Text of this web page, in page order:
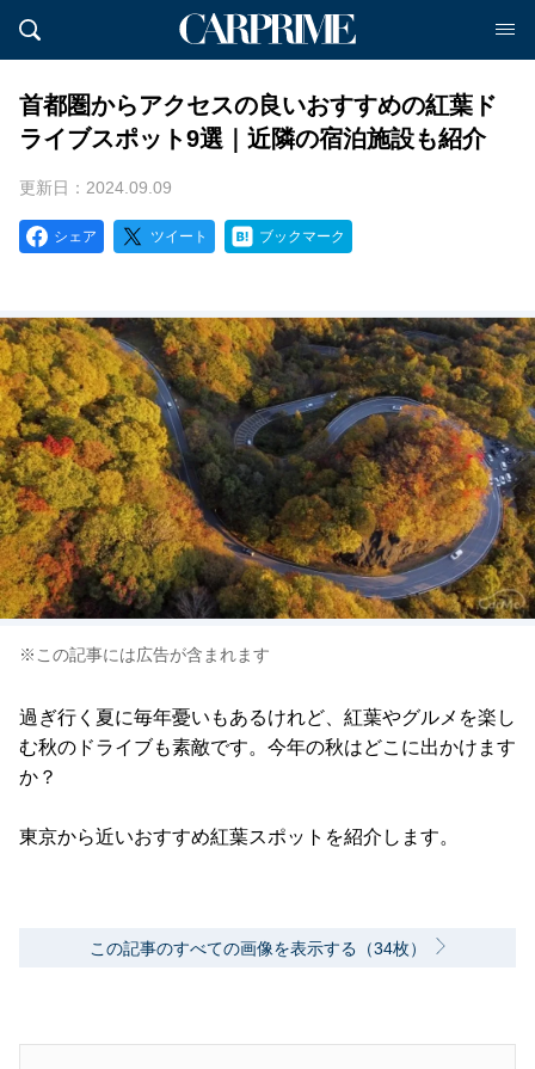
首都圏からアクセスの良いおすすめの紅葉ド
ライブスポット9選｜近隣の宿泊施設も紹介
更新日：2024.09.09
シェア ツイート ブックマーク
※この記事には広告が含まれます
過ぎ行く夏に毎年憂いもあるけれど、紅葉やグルメを楽し
む秋のドライブも素敵です。今年の秋はどこに出かけます
か？
東京から近いおすすめ紅葉スポットを紹介します。
この記事のすべての画像を表示する（34枚）